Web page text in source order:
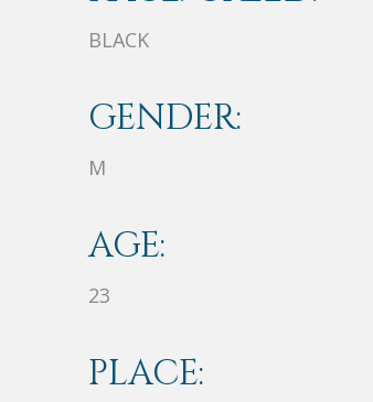
BLACK
GENDER:
M
AGE:
23
PLACE: